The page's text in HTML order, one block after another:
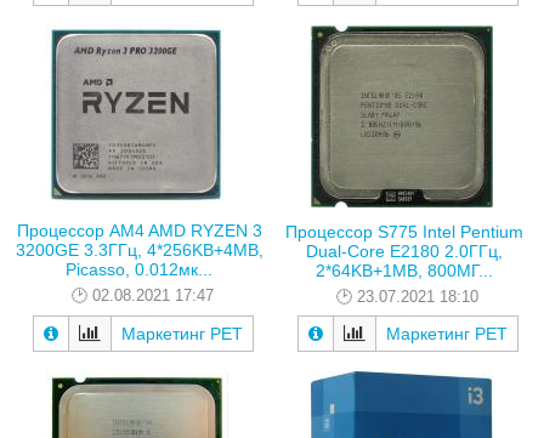
Процессор AM4 AMD RYZEN 3
3200GE 3.3ГГц, 4*256KB+4MB,
Picasso, 0.012мк...
02.08.2021 17:47
Маркетинг РЕТ
Процессор S775 Intel Pentium
Dual-Core E2180 2.0ГГц,
2*64KB+1MB, 800МГ...
23.07.2021 18:10
Маркетинг РЕТ